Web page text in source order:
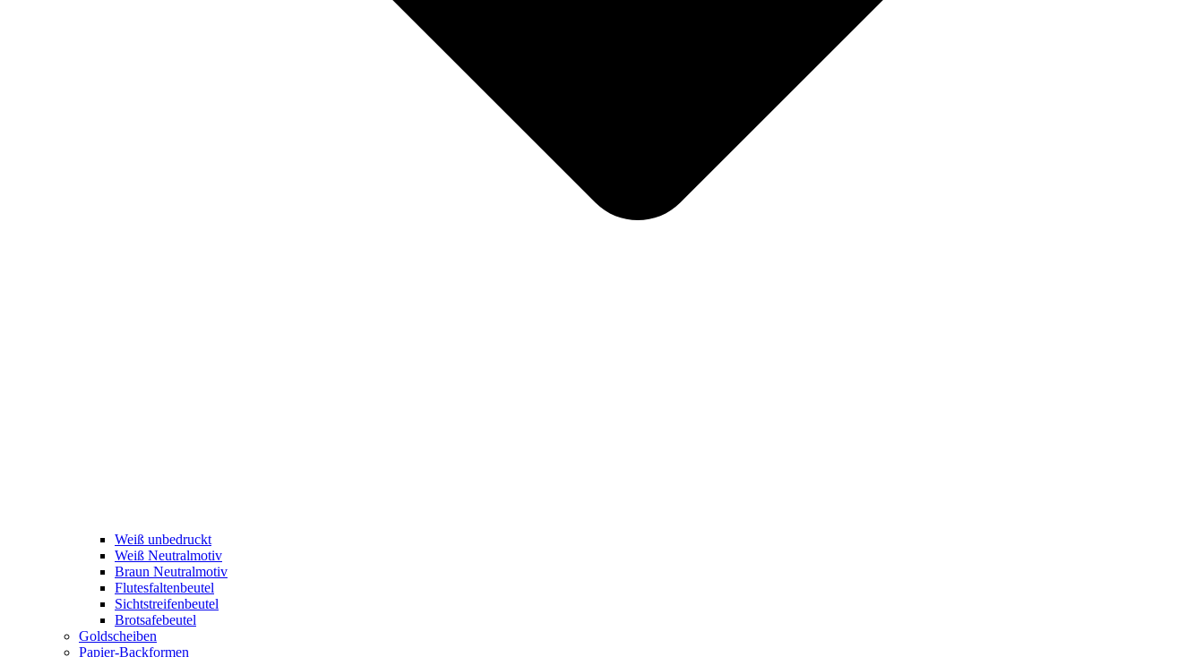
Weiß unbedruckt
Weiß Neutralmotiv
Braun Neutralmotiv
Flutesfaltenbeutel
Sichtstreifenbeutel
Brotsafebeutel
Goldscheiben
Papier-Backformen